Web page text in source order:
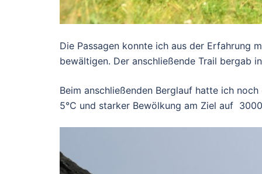
Die Passagen konnte ich aus der Erfahrung
bewältigen. Der anschließende Trail bergab
Beim anschließenden Berglauf hatte ich
5°C und starker Bewölkung am Ziel auf